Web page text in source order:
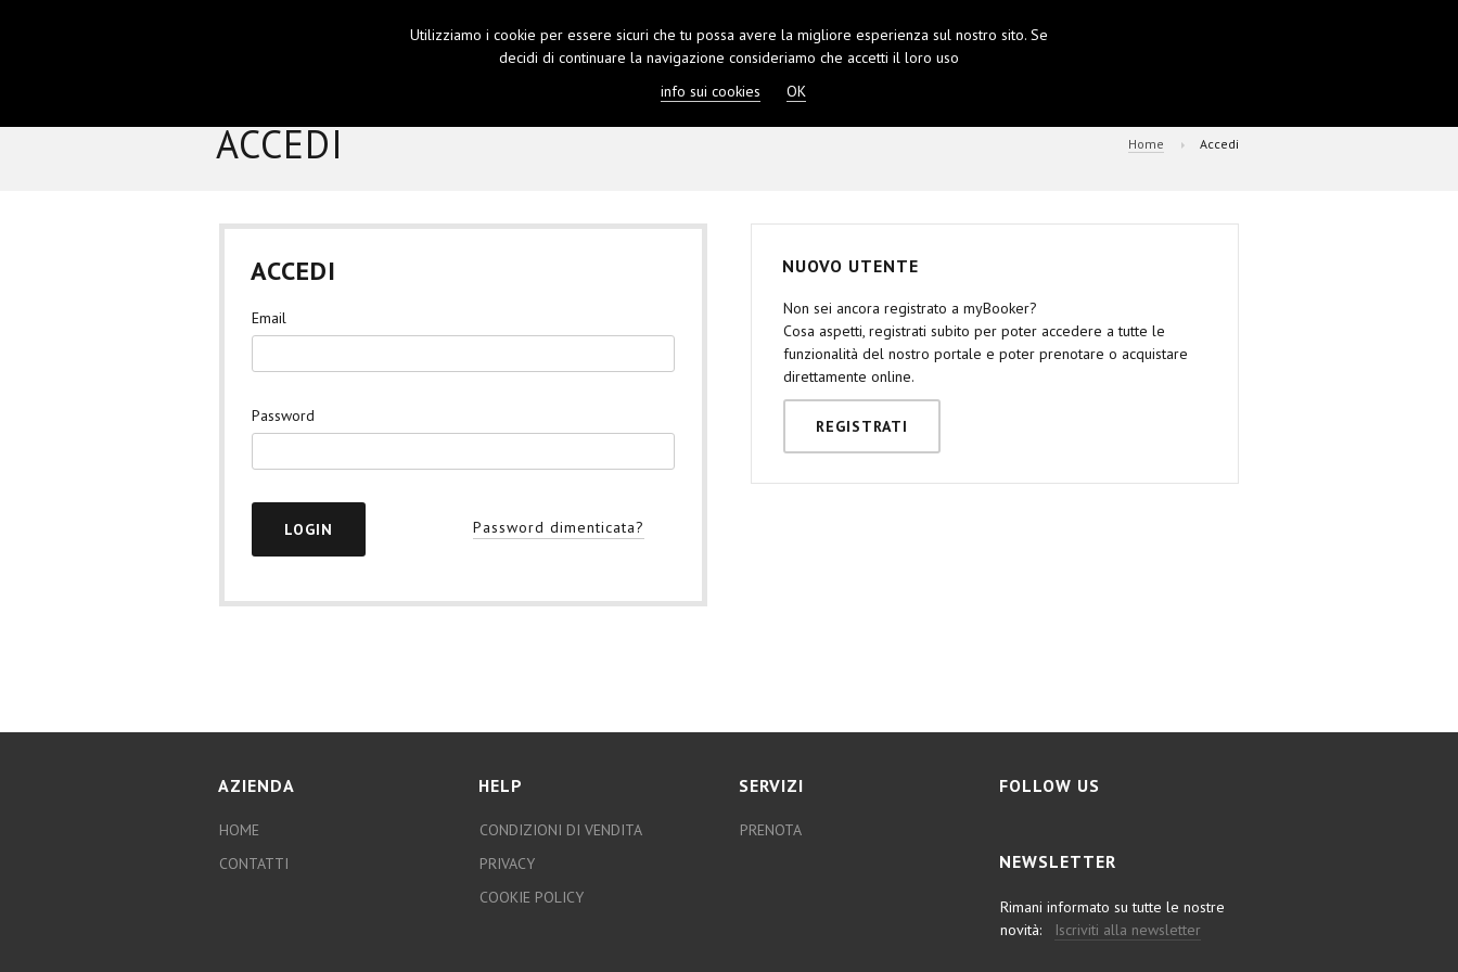
PRENOTA CONTATTI LOGIN
ACCEDI Home Accedi
ACCEDI
Email
Password
Password dimenticata?
NUOVO UTENTE
Non sei ancora registrato a myBooker?
Cosa aspetti, registrati subito per poter accedere a tutte le
funzionalità del nostro portale e poter prenotare o acquistare
direttamente online.
REGISTRATI
AZIENDA
HOME
CONTATTI
HELP
CONDIZIONI DI VENDITA
PRIVACY
COOKIE POLICY
SERVIZI
PRENOTA
FOLLOW US
NEWSLETTER
Rimani informato su tutte le nostre
novità:
Iscriviti alla newsletter
Utilizziamo i cookie per essere sicuri che tu possa avere la migliore esperienza sul nostro sito. Se
decidi di continuare la navigazione consideriamo che accetti il loro uso
info sui cookies
OK